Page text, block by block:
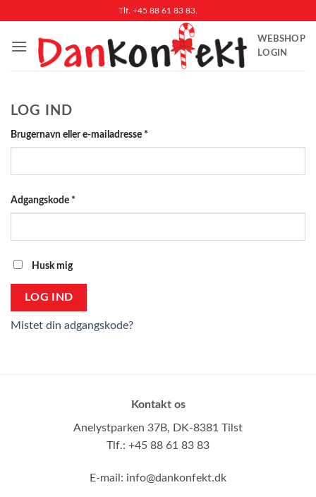
indhold
Tlf. +45 88 61 83 83.
WEBSHOP
LOGIN
LOG IND
Brugernavn eller e-mailadresse *
Adgangskode *
Husk mig
LOG IND
Mistet din adgangskode?
Kontakt os
Anelystparken 37B, DK-8381 Tilst
Tlf.: +45 88 61 83 83
E-mail: info@dankonfekt.dk